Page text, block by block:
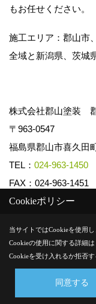
もお任せください。
施工エリア：郡山市
全域と新潟県、茨城
株式会社郡山塗装
〒963-0547
福島県郡山市喜久田
TEL： 024-963-1450
FAX：024-963-1451
Copyright (c) k-toso. All
Produced byゴデスクリ
Cookieポリシー
当サイトではCookieを使用し
Cookieの使用に関する詳細は
Cookieを受け入れるか拒否す
同意する